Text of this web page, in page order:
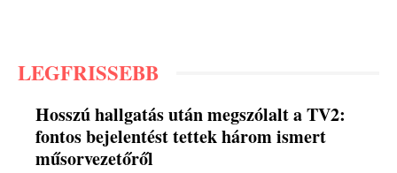
LEGFRISSEBB
Hosszú hallgatás után megszólalt a TV2:
fontos bejelentést tettek három ismert
műsorvezetőről